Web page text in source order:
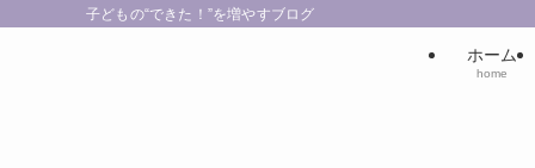
子どもの“できた！”を増やすブログ
ホーム
home